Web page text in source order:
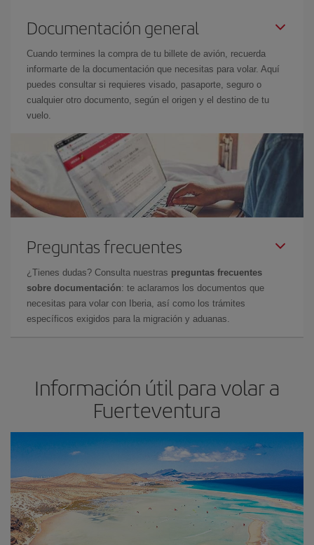
Documentación general
Cuando termines la compra de tu billete de avión, recuerda
informarte de la documentación que necesitas para volar. Aquí
puedes consultar si requieres visado, pasaporte, seguro o
cualquier otro documento, según el origen y el destino de tu
vuelo.
Preguntas frecuentes
¿Tienes dudas? Consulta nuestras preguntas frecuentes
sobre documentación: te aclaramos los documentos que
necesitas para volar con Iberia, así como los trámites
específicos exigidos para la migración y aduanas.
Información útil para volar a
Fuerteventura